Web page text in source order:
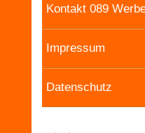
Kontakt 089
Impressum
Datenschutz